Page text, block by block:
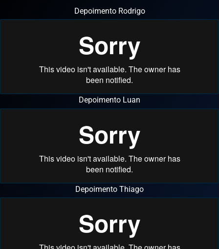
Depoimento Rodrigo
Depoimento Luan
Depoimento Thiago